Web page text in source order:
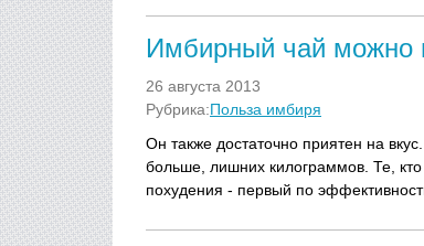
Имбирный чай можно
26 августа 2013
Рубрика:Польза имбиря
Он также достаточно приятен на
больше, лишних килограммов. Те,
похудения - первый по